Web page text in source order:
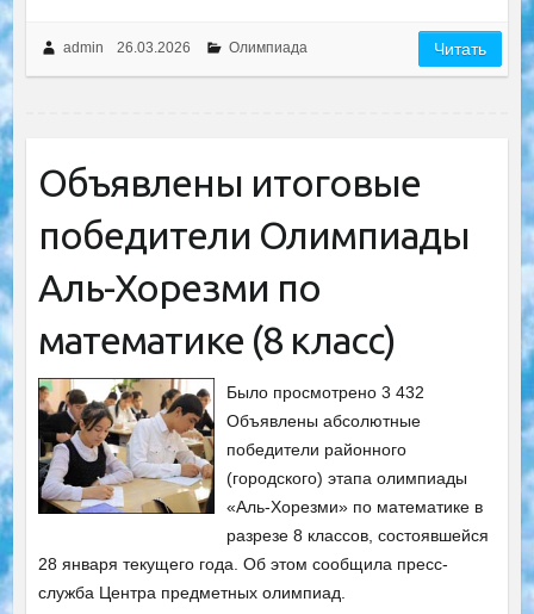
admin 26.03.2026 Олимпиада Читать
Объявлены итоговые
победители Олимпиады
Аль-Хорезми по
математике (8 класс)
Было просмотрено 3 432
Объявлены абсолютные
победители районного
(городского) этапа олимпиады
«Аль-Хорезми» по математике в
разрезе 8 классов, состоявшейся
28 января текущего года. Об этом сообщила пресс-
служба Центра предметных олимпиад.